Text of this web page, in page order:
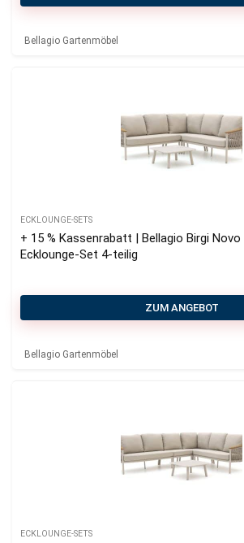
Bellagio Gartenmöbel
ECKLOUNGE-SETS
+ 15 % Kassenrabatt | Bellagio Birgi Novo
Ecklounge-Set 4-teilig
ZUM ANGEBOT
Bellagio Gartenmöbel
ECKLOUNGE-SETS